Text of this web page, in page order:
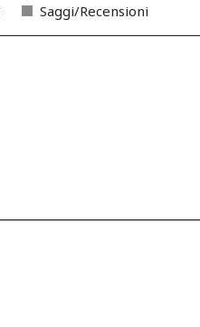
Saggi/Recensioni